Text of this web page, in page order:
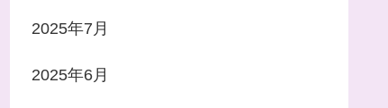
2025年7月
2025年6月